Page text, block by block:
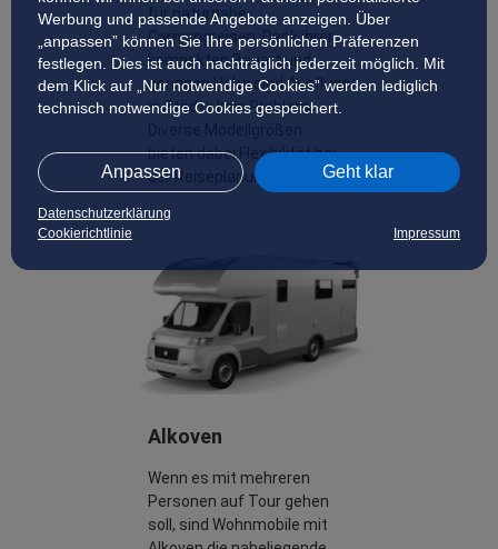
Werbung und passende Angebote anzeigen. Über
„anpassen” können Sie Ihre persönlichen Präferenzen
festlegen. Dies ist auch nachträglich jederzeit möglich. Mit
dem Klick auf „Nur notwendige Cookies” werden lediglich
technisch notwendige Cookies gespeichert.
Anpassen Geht klar
Datenschutzerklärung
Cookierichtlinie
Impressum
für naturnahe
Campingreisen. Dank ihrer
kompakten Bauart und
geringen Höhe sind Ausflüge
in Städte kein Problem.
bieten dabei Flexibilität bei
der Reiseplanung.
Alkoven
Wenn es mit mehreren
Personen auf Tour gehen
soll, sind Wohnmobile mit